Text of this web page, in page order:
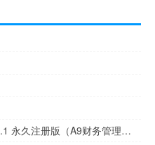
A9财务管理软件免费版 V10.1.0.1 永久注册版（A9财务管理软件免费版 V10.1.0.1 永久注册版功能简介）